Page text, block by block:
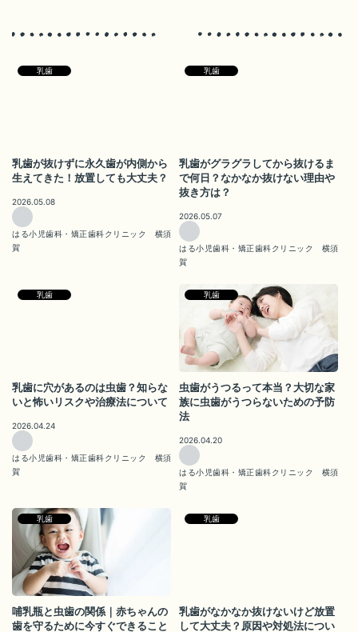
乳歯
乳歯が抜けずに永久歯が内側から
生えてきた！放置しても大丈夫？
2026.05.08
はる小児歯科・矯正歯科クリニック 横須
賀
乳歯
乳歯がグラグラしてから抜けるま
で何日？なかなか抜けない理由や
抜き方は？
2026.05.07
はる小児歯科・矯正歯科クリニック 横須
賀
乳歯
乳歯に穴があるのは虫歯？知らな
いと怖いリスクや治療法について
2026.04.24
はる小児歯科・矯正歯科クリニック 横須
賀
乳歯
虫歯がうつるって本当？大切な家
族に虫歯がうつらないための予防
法
2026.04.20
はる小児歯科・矯正歯科クリニック 横須
賀
乳歯
哺乳瓶と虫歯の関係｜赤ちゃんの
歯を守るために今すぐできること
乳歯
乳歯がなかなか抜けないけど放置
して大丈夫？原因や対処法につい